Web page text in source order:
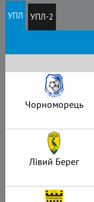
УПЛ УПЛ-2
Чорноморець
Лівий Берег